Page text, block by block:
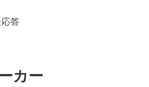
答
カー